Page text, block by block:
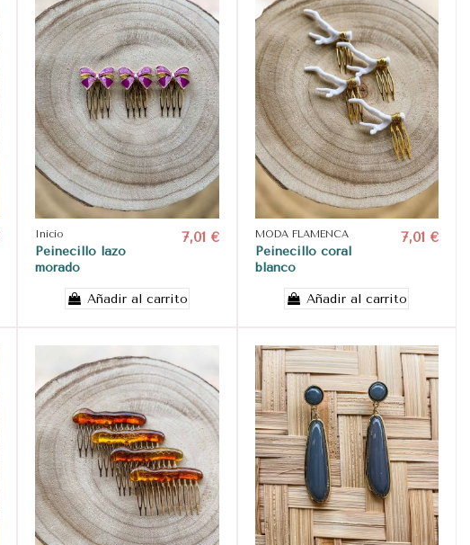
Inicio
Peinecillo lazo
morado
7,01 €
Añadir al carrito
MODA FLAMENCA
Peinecillo coral
blanco
7,01 €
Añadir al carrito